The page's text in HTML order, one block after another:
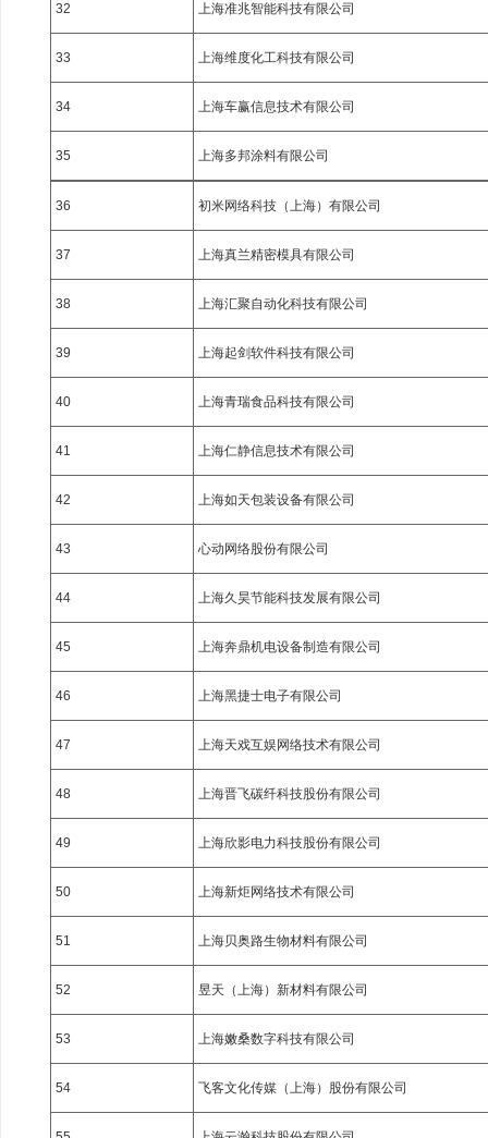
32 上海准兆智能科技有限公司
33 上海维度化工科技有限公司
34 上海车赢信息技术有限公司
35 上海多邦涂料有限公司
36 初米网络科技（上海）有限公司
37 上海真兰精密模具有限公司
38 上海汇聚自动化科技有限公司
39 上海起剑软件科技有限公司
40 上海青瑞食品科技有限公司
41 上海仁静信息技术有限公司
42 上海如天包装设备有限公司
43 心动网络股份有限公司
44 上海久昊节能科技发展有限公司
45 上海奔鼎机电设备制造有限公司
46 上海黑捷士电子有限公司
47 上海天戏互娱网络技术有限公司
48 上海晋飞碳纤科技股份有限公司
49 上海欣影电力科技股份有限公司
50 上海新炬网络技术有限公司
51 上海贝奥路生物材料有限公司
52 昱天（上海）新材料有限公司
53 上海嫩桑数字科技有限公司
54 飞客文化传媒（上海）股份有限公司